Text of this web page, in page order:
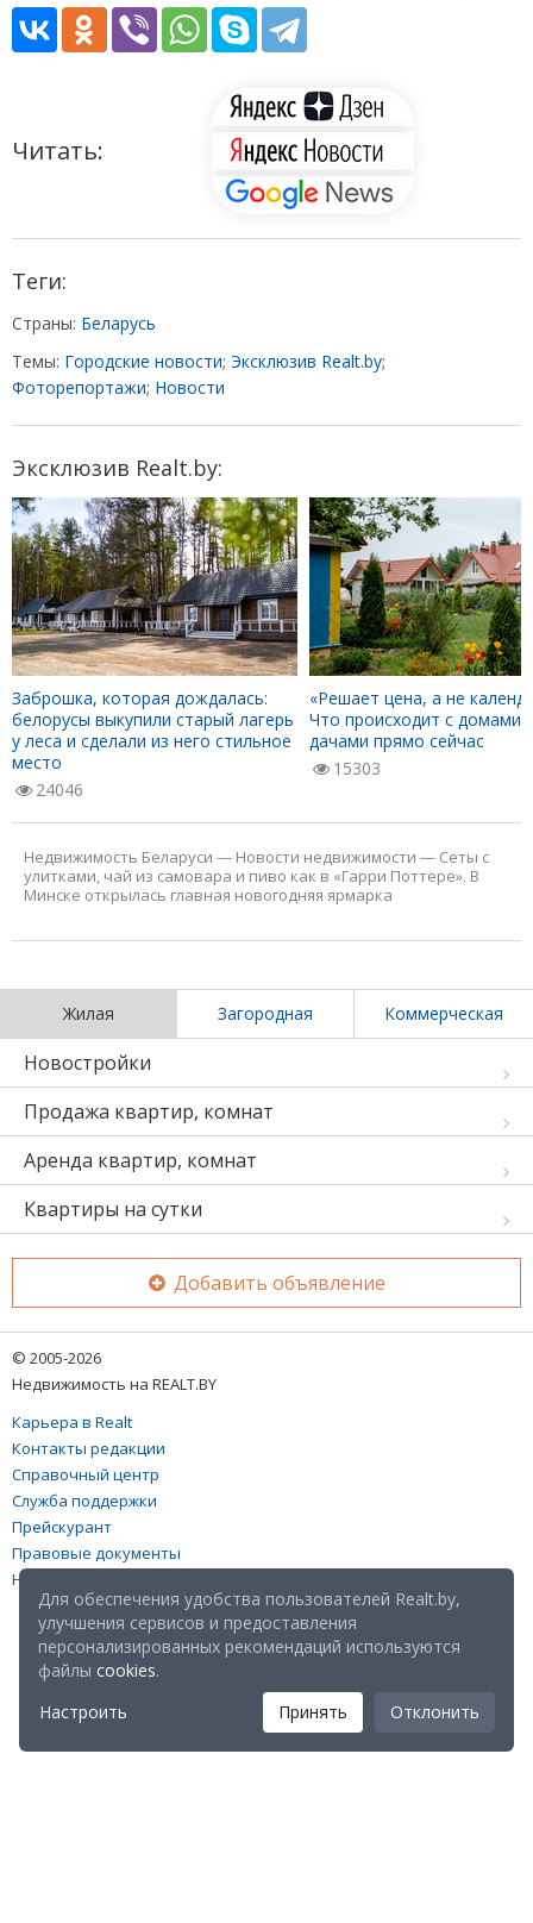
Читать:
Теги:
Страны: Беларусь
Темы: Городские новости; Эксклюзив Realt.by;
Фоторепортажи; Новости
Эксклюзив Realt.by:
Заброшка, которая дождалась:
белорусы выкупили старый лагерь
у леса и сделали из него стильное
место
24046
«Решает цена, а не
Что происходит с домами
дачами прямо сейчас
15303
Недвижимость Беларуси — Новости недвижимости — Сеты с
улитками, чай из самовара и пиво как в «Гарри Поттере». В
Минске открылась главная новогодняя ярмарка
Жилая Загородная Коммерческая
Новостройки
Продажа квартир, комнат
Аренда квартир, комнат
Квартиры на сутки
Добавить объявление
© 2005-2026
Недвижимость на REALT.BY
Карьера в Realt
Контакты редакции
Справочный центр
Служба поддержки
Прейскурант
Правовые документы
Настройка файлов cookies
Для обеспечения удобства пользователей Realt.by,
улучшения сервисов и предоставления
персонализированных рекомендаций используются
файлы cookies.
Настроить
Принять Отклонить